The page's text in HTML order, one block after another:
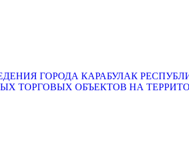
ГОРОДА КАРАБУЛАК
ТОРГОВЫХ ОБЪЕКТОВ НА